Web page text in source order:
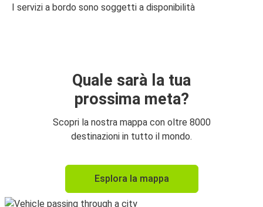
I servizi a bordo sono soggetti a disponibilità
Quale sarà la tua
prossima meta?
Scopri la nostra mappa con oltre 8000
destinazioni in tutto il mondo.
Esplora la mappa